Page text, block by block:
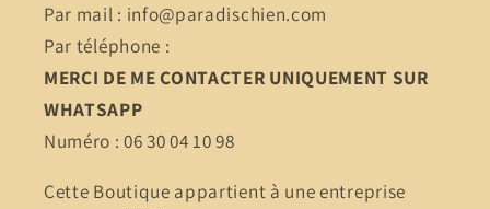
Par mail : info@paradischien.com
Par téléphone :
MERCI DE ME CONTACTER UNIQUEMENT SUR
WHATSAPP
Numéro : 06 30 04 10 98
Cette Boutique appartient à une entreprise